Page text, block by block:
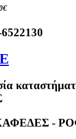
ΚΑΦΕΔΕΣ -